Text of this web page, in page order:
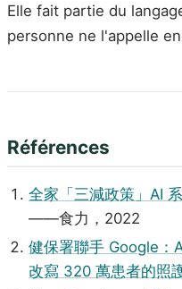
Elle fait partie du
personne ne l'appelle
Références
全家「三減政策」AI
——食力，2022
健保署聯手 Google：
改寫 320 萬患者的照